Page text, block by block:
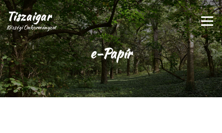
Tiszaigar
Községi Önkormányzat
Menü
e-Papír